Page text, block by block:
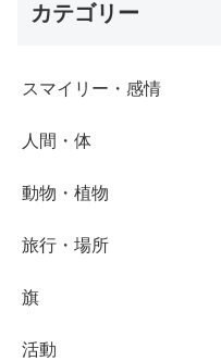
カテゴリー
スマイリー・感情
人間・体
動物・植物
旅行・場所
旗
活動